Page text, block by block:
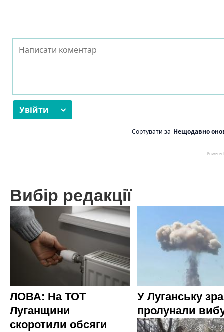
Вибір редакції
ЛОВА: На ТОТ
Луганщини
скоротили обсяги
У Луганську
пролунали